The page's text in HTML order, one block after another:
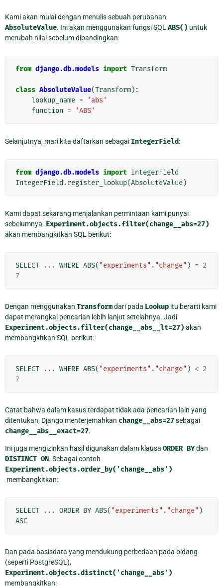
Kami akan mulai dengan menulis sebuah perubahan
AbsoluteValue. Ini akan menggunakan fungsi SQLABS() untuk
merubah nilai sebelum dibandingkan:
from django.db.models import Transform
class AbsoluteValue(Transform):
lookup_name =
'abs'
function = 'ABS'
Selanjutnya, mari kita daftarkan sebagai IntegerField:
from django.db.models import IntegerField
IntegerField .register_lookup(AbsoluteValue)
Kami dapat sekarang menjalankan permintaan kami punyai
sebelumnya. Experiment.objects.filter(change__abs=27)
akan membangkitkan SQL berikut:
SELECT ... WHERE ABS( "experiments" . "change" ) = 2
7
Dengan menggunakan Transformdari pada Lookup itu berarti kami
dapat merangkai pencarian lebih lanjut setelahnya. Jadi
Experiment.objects.filter(change__abs__lt=27) akan
membangkitkan SQL berikut:
SELECT ... WHERE ABS( "experiments" . "change" ) < 2
7
Catat bahwa dalam kasus terdapat tidak ada pencarian lain yang
ditentukan, Django menterjemahkan change__abs=27sebagai
change__abs__exact=27.
Ini juga mengizinkan hasil digunakan dalam klausa ORDER BYdan
DISTINCT ON. Sebagai contoh
Experiment.objects.order_by('change__abs')
membangkitkan:
SELECT ... ORDER BY ABS( "experiments" . "change" )
ASC
Dan pada basisdata yang mendukung perbedaan pada bidang
(seperti PostgreSQL),
Experiment.objects.distinct('change__abs')
membangkitkan: